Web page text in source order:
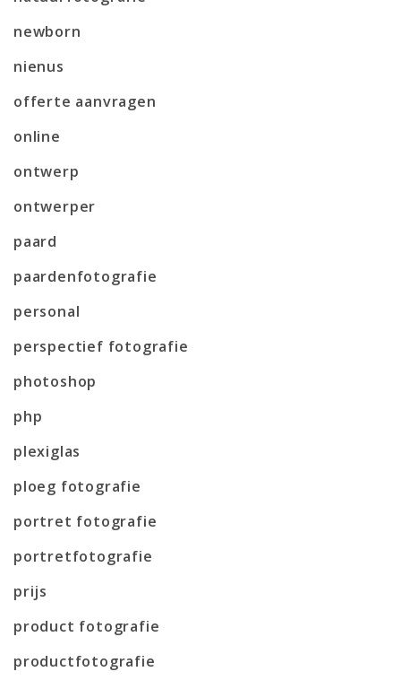
newborn
nienus
offerte aanvragen
online
ontwerp
ontwerper
paard
paardenfotografie
personal
perspectief fotografie
photoshop
php
plexiglas
ploeg fotografie
portret fotografie
portretfotografie
prijs
product fotografie
productfotografie